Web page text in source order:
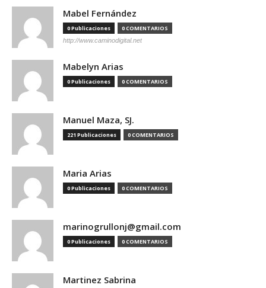
Mabel Fernández
0 Publicaciones 0 COMENTARIOS
http://www.caminodigital.net
Mabelyn Arias
0 Publicaciones 0 COMENTARIOS
Manuel Maza, SJ.
221 Publicaciones 0 COMENTARIOS
Maria Arias
0 Publicaciones 0 COMENTARIOS
marinogrullonj@gmail.com
0 Publicaciones 0 COMENTARIOS
Martinez Sabrina